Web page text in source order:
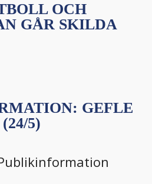
OCH
GÅR SKILDA
GEFLE
5)